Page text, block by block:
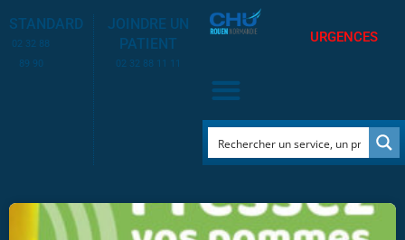
STANDARD
02 32 88
89 90
JOINDRE UN
PATIENT
02 32 88 11 11
URGENCES